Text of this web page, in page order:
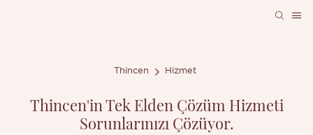
Thincen Hizmet
Thincen'in Tek Elden Çözüm Hizmeti
Sorunlarınızı Çözüyor.